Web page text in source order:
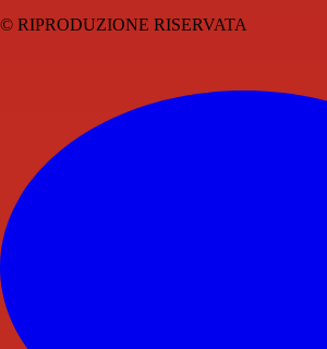
© RIPRODUZIONE RISERVATA